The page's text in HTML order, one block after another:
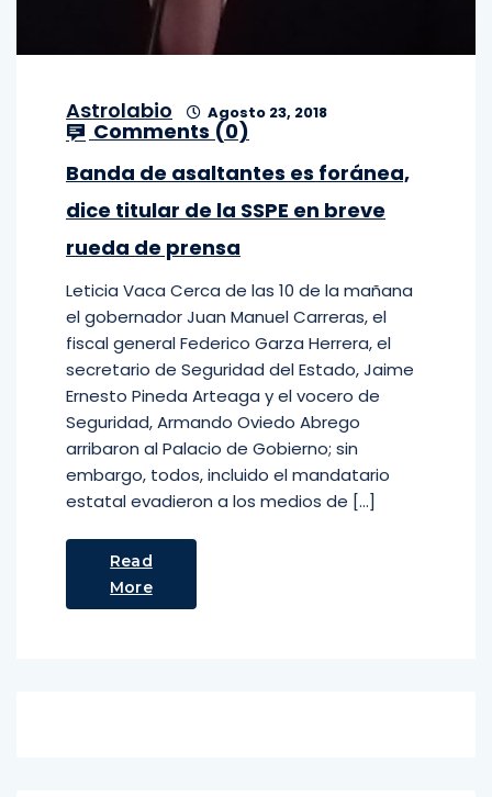
Astrolabio Agosto 23, 2018
Comments (0)
Banda de asaltantes es foránea,
dice titular de la SSPE en breve
rueda de prensa
Leticia Vaca Cerca de las 10 de la mañana
el gobernador Juan Manuel Carreras, el
fiscal general Federico Garza Herrera, el
secretario de Seguridad del Estado, Jaime
Ernesto Pineda Arteaga y el vocero de
Seguridad, Armando Oviedo Abrego
arribaron al Palacio de Gobierno; sin
embargo, todos, incluido el mandatario
estatal evadieron a los medios de […]
Read
More